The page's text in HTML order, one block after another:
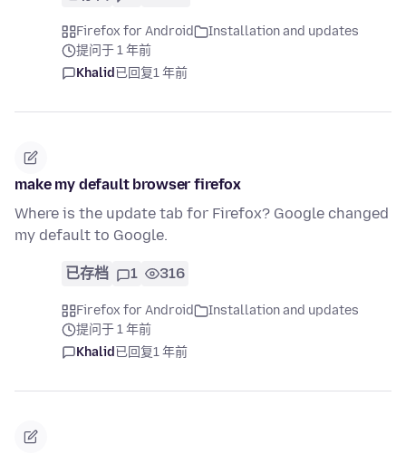
Firefox for Android
Installation and updates
提问于 1 年前
Khalid已回复1 年前
make my default browser firefox
Where is the update tab for Firefox? Google changed
my default to Google.
已存档 1 316
Firefox for Android
Installation and updates
提问于 1 年前
Khalid已回复1 年前